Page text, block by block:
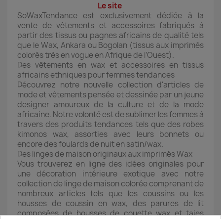
Le site
SoWaxTendance est exclusivement dédiée à la
vente de vêtements et accessoires fabriqués à
partir des tissus ou pagnes africains de qualité tels
que le Wax, Ankara ou Bogolan (tissus aux imprimés
colorés très en vogue en Afrique de l’Ouest).
Des vêtements en wax et accessoires en tissus
africains ethniques pour femmes tendances
Découvrez notre nouvelle collection d'articles de
mode et vêtements pensée et dessinée par un jeune
designer amoureux de la culture et de la mode
africaine. Notre volonté est de sublimer les femmes à
travers des produits tendances tels que des robes
kimonos wax, assorties avec leurs bonnets ou
encore des foulards de nuit en satin/wax.
Des linges de maison originaux aux imprimés Wax
Vous trouverez en ligne des idées originales pour
une décoration intérieure exotique avec notre
collection de linge de maison colorée comprenant de
nombreux articles tels que les coussins ou les
housses de coussin en wax, des parures de lit
composées de housses de couette wax et taies